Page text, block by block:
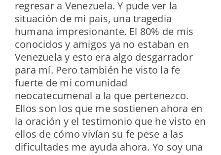
regresar a Venezuela. Y pude ver la
situación de mi país, una tragedia
humana impresionante. El 80% de mis
conocidos y amigos ya no estaban en
Venezuela y esto era algo desgarrador
para mí. Pero también he visto la fe
fuerte de mi comunidad
neocatecumenal a la que pertenezco.
Ellos son los que me sostienen ahora en
la oración y el testimonio que he visto en
ellos de cómo vivían su fe pese a las
dificultades me ayuda ahora. Yo soy una